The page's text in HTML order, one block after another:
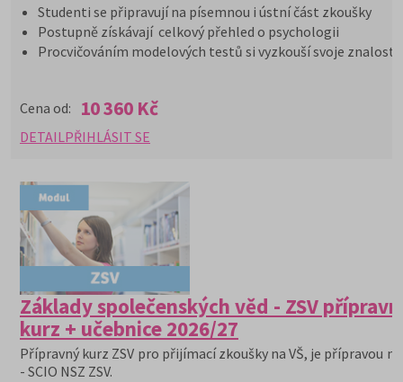
Studenti se připravují na písemnou i ústní část zkoušky
Postupně získávají celkový přehled o psychologii
Procvičováním modelových testů si vyzkouší svoje znalosti
Cena od: 10 360 Kč
DETAIL PŘIHLÁSIT SE
Základy společenských věd - ZSV
kurz + učebnice 2026/27
Přípravný kurz ZSV pro přijímací zkoušky na VŠ, je přípravou
- SCIO NSZ ZSV.